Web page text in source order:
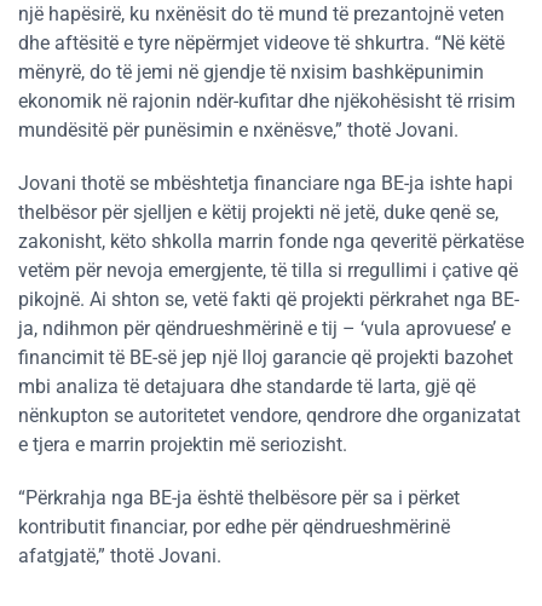
një hapësirë, ku nxënësit do të mund të prezantojnë veten
dhe aftësitë e tyre nëpërmjet videove të shkurtra. “Në këtë
mënyrë, do të jemi në gjendje të nxisim bashkëpunimin
ekonomik në rajonin ndër-kufitar dhe njëkohësisht të rrisim
mundësitë për punësimin e nxënësve,” thotë Jovani.
Jovani thotë se mbështetja financiare nga BE-ja ishte hapi
thelbësor për sjelljen e këtij projekti në jetë, duke qenë se,
zakonisht, këto shkolla marrin fonde nga qeveritë përkatëse
vetëm për nevoja emergjente, të tilla si rregullimi i çative që
pikojnë. Ai shton se, vetë fakti që projekti përkrahet nga BE-
ja, ndihmon për qëndrueshmërinë e tij – ‘vula aprovuese’ e
financimit të BE-së jep një lloj garancie që projekti bazohet
mbi analiza të detajuara dhe standarde të larta, gjë që
nënkupton se autoritetet vendore, qendrore dhe organizatat
e tjera e marrin projektin më seriozisht.
“Përkrahja nga BE-ja është thelbësore për sa i përket
kontributit financiar, por edhe për qëndrueshmërinë
afatgjatë,” thotë Jovani.